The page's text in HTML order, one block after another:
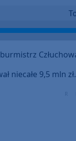
niecałe 9,5 mln